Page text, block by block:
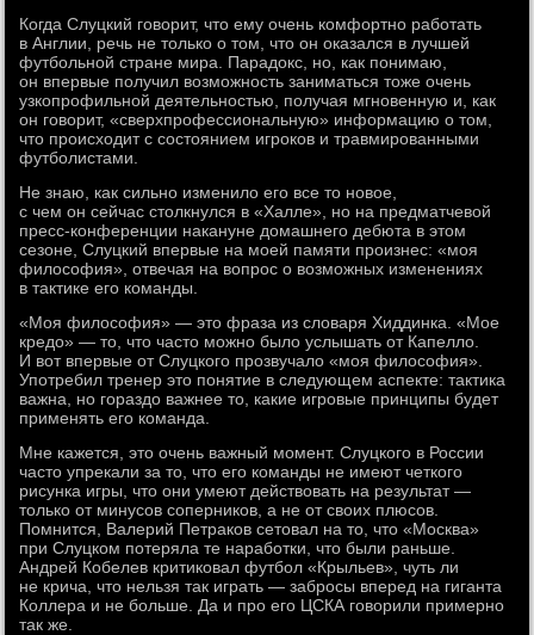
Когда Слуцкий говорит, что ему очень комфортно работать
в Англии, речь не только о том, что он оказался в лучшей
футбольной стране мира. Парадокс, но, как понимаю,
он впервые получил возможность заниматься тоже очень
узкопрофильной деятельностью, получая мгновенную и, как
он говорит, «сверхпрофессиональную» информацию о том,
что происходит с состоянием игроков и травмированными
футболистами.
Не знаю, как сильно изменило его все то новое,
с чем он сейчас столкнулся в «Халле», но на предматчевой
пресс-конференции накануне домашнего дебюта в этом
сезоне, Слуцкий впервые на моей памяти произнес: «моя
философия», отвечая на вопрос о возможных изменениях
в тактике его команды.
«Моя философия» — это фраза из словаря Хиддинка. «Мое
кредо» — то, что часто можно было услышать от Капелло.
И вот впервые от Слуцкого прозвучало «моя философия».
Употребил тренер это понятие в следующем аспекте: тактика
важна, но гораздо важнее то, какие игровые принципы будет
применять его команда.
Мне кажется, это очень важный момент. Слуцкого в России
часто упрекали за то, что его команды не имеют четкого
рисунка игры, что они умеют действовать на результат —
только от минусов соперников, а не от своих плюсов.
Помнится, Валерий Петраков сетовал на то, что «Москва»
при Слуцком потеряла те наработки, что были раньше.
Андрей Кобелев критиковал футбол «Крыльев», чуть ли
не крича, что нельзя так играть — забросы вперед на гиганта
Коллера и не больше. Да и про его ЦСКА говорили примерно
так же.